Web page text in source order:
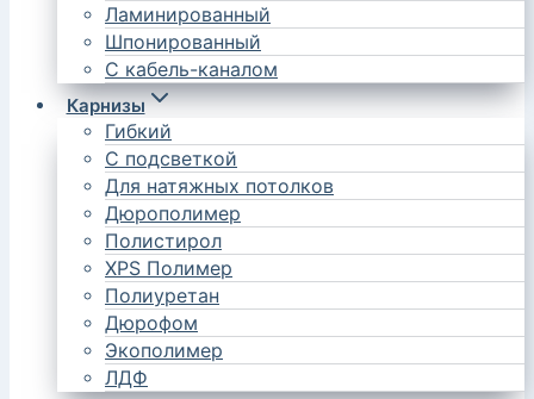
Ламинированный
Шпонированный
С кабель-каналом
Карнизы
Гибкий
С подсветкой
Для натяжных потолков
Дюрополимер
Полистирол
XPS Полимер
Полиуретан
Дюрофом
Экополимер
ЛДФ